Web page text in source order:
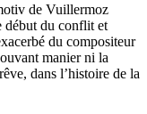
de Vuillermoz
début du conflit et
du compositeur
manier ni la
dans l’histoire de la